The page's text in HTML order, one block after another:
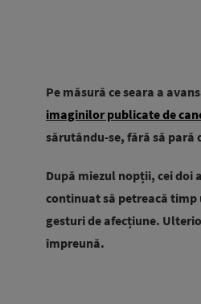
Pe măsură ce seara a
imaginilor publicate de
sărutându-se, fără să
După miezul nopții, cei doi
continuat să petreacă
gesturi de afecțiune.
împreună.